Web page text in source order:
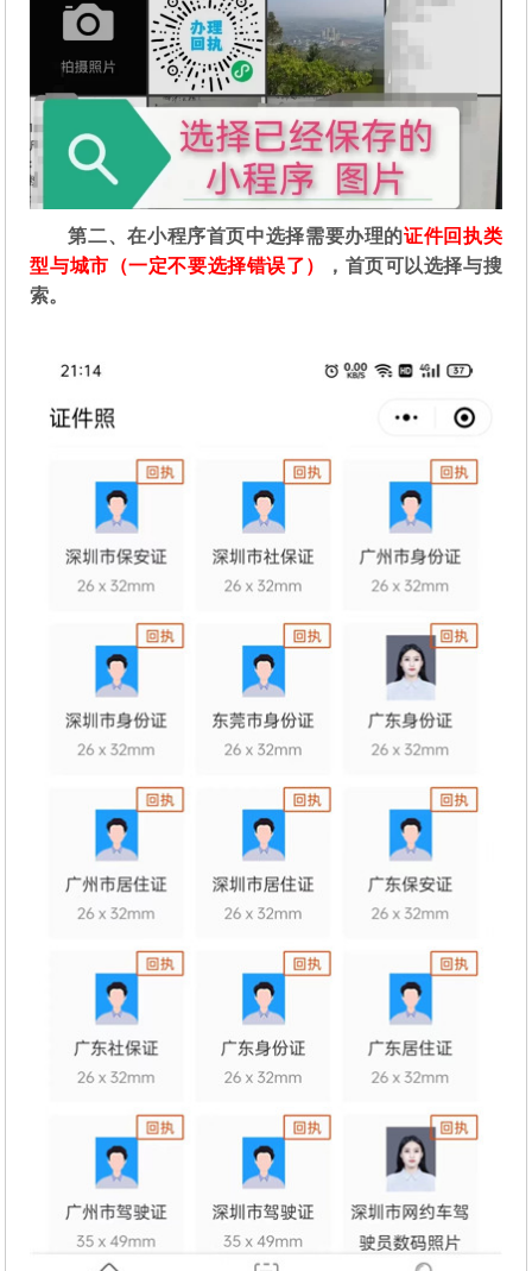
第二、在小程序首页中选择需要办理的证件回执类
型与城市（一定不要选择错误了）
，首页可以选择与搜
索。